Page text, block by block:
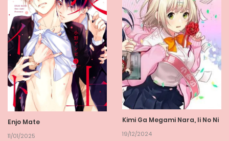
Enjo Mate
11/01/2025
Kimi Ga Megami Nara, Ii No Ni
19/12/2024